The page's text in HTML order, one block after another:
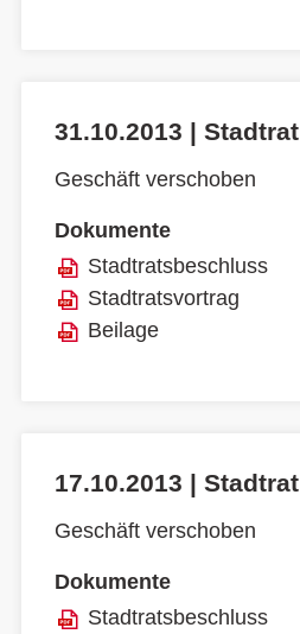
31.10.2013 | Stadtrat
Geschäft verschoben
Dokumente
Stadtratsbeschluss
Stadtratsvortrag
Beilage
17.10.2013 | Stadtrat
Geschäft verschoben
Dokumente
Stadtratsbeschluss